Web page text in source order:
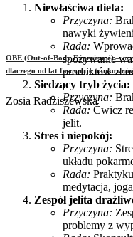
OBE (Out-of-Body Experience) –
dlaczego od lat fascynuje
Zosia Radziszewska
Niewłaściwa dieta:
Przyczyna:
nawyki
Rada:
spożywanie
produktów
Siedzący tryb życia:
Przyczyna:
Rada: Ćwicz
jelit.
Stres i niepokój:
Przyczyna:
układu
Rada:
medytacja,
Zespół jelita
Przyczyna:
problemy z